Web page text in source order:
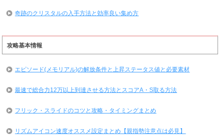
奇跡のクリスタルの入手方法と効率良い集め方
攻略基本情報
エピソード(メモリアル)の解放条件と上昇ステータス値と必要素材
最速で総合力12万以上到達させる方法とスコアA・S取る方法
フリック・スライドのコツと攻略・タイミングまとめ
リズムアイコン速度オススメ設定まとめ【親指勢注意点は必見】